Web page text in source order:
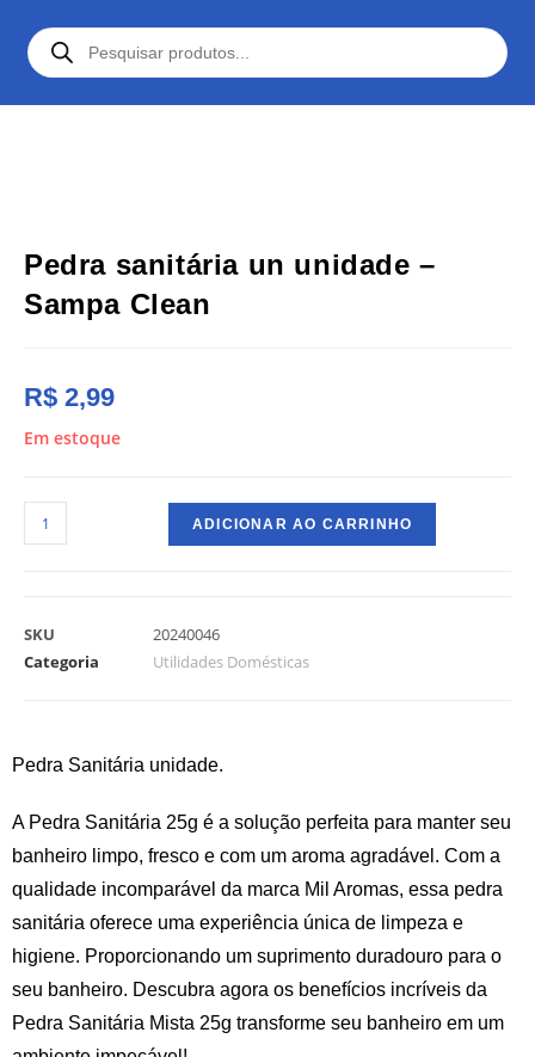
Pedra sanitária un unidade –
Sampa Clean
R$ 2,99
Em estoque
ADICIONAR AO CARRINHO
SKU
20240046
Categoria
Utilidades Domésticas
Pedra Sanitária unidade.
A Pedra Sanitária 25g é a solução perfeita para manter seu
banheiro limpo, fresco e com um aroma agradável. Com a
qualidade incomparável da marca Mil Aromas, essa pedra
sanitária oferece uma experiência única de limpeza e
higiene. Proporcionando um suprimento duradouro para o
seu banheiro. Descubra agora os benefícios incríveis da
Pedra Sanitária Mista 25g transforme seu banheiro em um